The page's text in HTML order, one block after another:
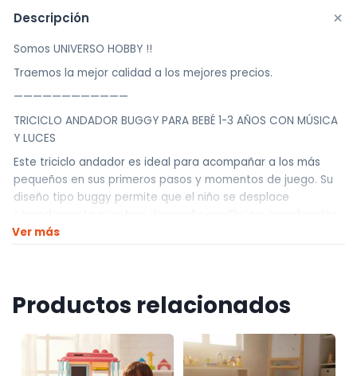
cantidad
Descripción +
Somos UNIVERSO HOBBY !!
Traemos la mejor calidad a los mejores precios.
————————————
TRICICLO ANDADOR BUGGY PARA BEBÉ 1-3 AÑOS CON MÚSICA
Y LUCES
Este triciclo andador es ideal para acompañar a los más
pequeños en sus primeros pasos y momentos de juego. Su
diseño tipo buggy permite que el niño se desplace
Además, cuenta con luces y música que hacen el paseo
mucho más divertido y estimulante para el bebé.
desplazamiento suave y seguro.
• Estimula el desarrollo motriz y la coordinación
• Luces y música que hacen el juego más divertido
Ver más
Productos relacionados